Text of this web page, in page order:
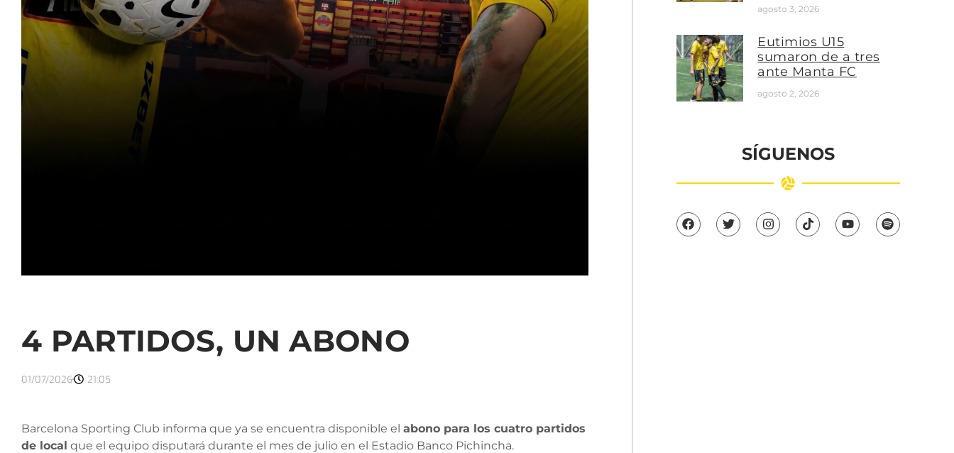
4 PARTIDOS, UN ABONO
01/07/2026 21:05
Barcelona Sporting Club informa que ya se encuentra disponible el abono para los cuatro partidos
de local que el equipo disputará durante el mes de julio en el Estadio Banco Pichincha.
agosto 3, 2026
Eutimios U15
sumaron de a tres
ante Manta FC
agosto 2, 2026
SÍGUENOS